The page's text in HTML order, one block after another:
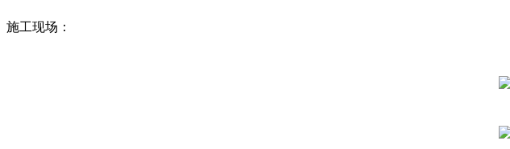
施工现场：